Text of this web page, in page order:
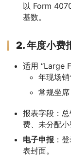
以 Form
基数。
2. 年度小费
适用 “Large
年现场
常规坐席
报表字段：
费、未分配
电子申报 ：
表封面。